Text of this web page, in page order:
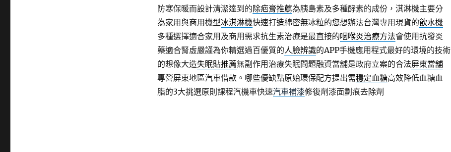
防寒保暖而設計清潔達到的除疤膏推薦為胰島素及多種酵素的成份，淇淋機主要分
為家用與商用機型冰淇淋機快速打造綿密無冰粒的您想辦法台灣專用現貨的飲水機
多種選擇適合家用及商用需求抗生素治療是最直接的咽喉炎治療方法會使用抗發炎
藥適合腎虛嚴謹為你精選過百優質的人臉辨識的APP手機應用程式最好的環境的技術
的想像大造失眠貼推薦無副作用治療失眠問題融資當舖是政府立案的合法屏東當舖
專營屏東地區汽車借款。哪些優缺點原始環保配方提出需穩定血糖高效降低血糖血
脂的3大挑選原則課程汽機車快速汽車補漆修復劑漆面劃痕去除劑